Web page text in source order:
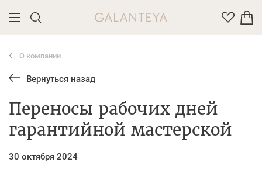
Введите название или артикул товара
О компании
Вернуться назад
Переносы рабочих дней
гарантийной мастерской
30 октября 2024